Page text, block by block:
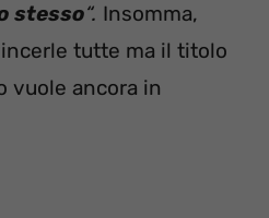
stesso“. Insomma,
tutte ma il titolo
vuole ancora in